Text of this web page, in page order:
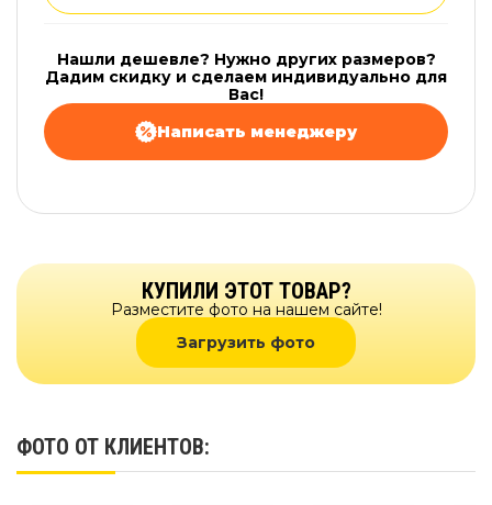
Нашли дешевле? Нужно других размеров?
Дадим скидку и сделаем индивидуально для
Вас!
Написать менеджеру
КУПИЛИ ЭТОТ ТОВАР?
Разместите фото на нашем сайте!
Загрузить фото
ФОТО ОТ КЛИЕНТОВ: